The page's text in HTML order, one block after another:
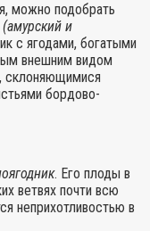
можно подобрать
и
с ягодами, богатыми
внешним видом
склоняющимися
бордово-
. Его плоды в
ветвях почти всю
неприхотливостью в